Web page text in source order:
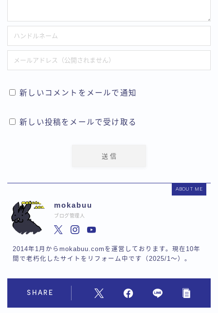
新しいコメントをメールで通知
新しい投稿をメールで受け取る
ABOUT ME
mokabuu
ブログ管理人
2014年1月からmokabuu.comを運営しております。現在10年
間で老朽化したサイトをリフォーム中です（2025/1〜）。
SHARE